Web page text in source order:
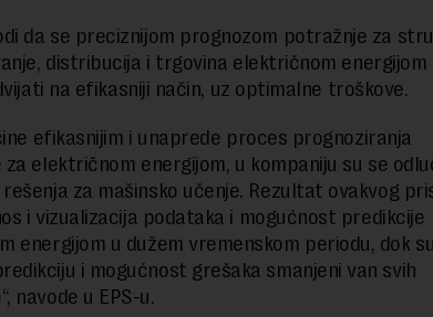
da se preciznijom prognozom potražnje za
distribucija i trgovina električnom energijom
na efikasniji način, uz optimalne troškove.
efikasnijim i unaprede proces prognoziranja
električnom energijom, u kompaniju su se
za mašinsko učenje. Rezultat ovakvog
i vizualizacija podataka i mogućnost predikcije
energijom u dužem vremenskom periodu, dok su
i mogućnost grešaka smanjeni van svih
navode u EPS-u.